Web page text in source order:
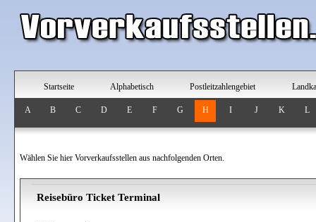
Startseite Alphabetisch Postleitzahlengebiet
A B C D E F G H I J K L
Wählen Sie hier Vorverkaufsstellen aus nachfolgenden Orten.
Reisebüro Ticket Terminal